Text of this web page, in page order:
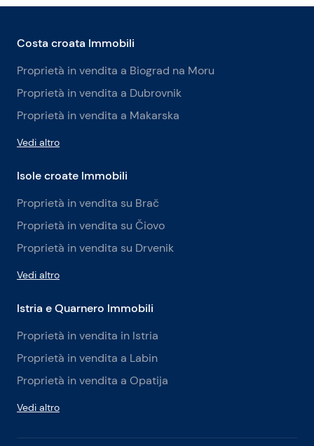
Costa croata Immobili
Proprietà in vendita a Biograd na Moru
Proprietà in vendita a Dubrovnik
Proprietà in vendita a Makarska
Vedi altro
Isole croate Immobili
Proprietà in vendita su Brač
Proprietà in vendita su Čiovo
Proprietà in vendita su Drvenik
Vedi altro
Istria e Quarnero Immobili
Proprietà in vendita in Istria
Proprietà in vendita a Labin
Proprietà in vendita a Opatija
Vedi altro